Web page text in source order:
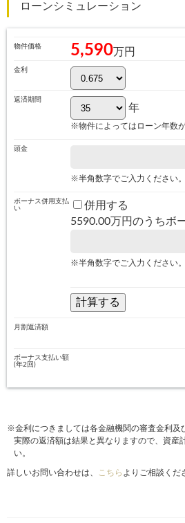
ローンシミュレーション
物件価格 5,590万円
金利
返済期間
年
※物件によってはローン年数
頭金
※半角数字でご入力ください。
ボーナス併用支払
い
併用する
5590.00万円のうちボ
※半角数字でご入力ください。
月割返済額
ボーナス支払い額
(年2回)
※金利につきましては各金融機関の審査金利及
実際の返済額は結果と異なりますので、資産
い。
詳しいお問い合わせは、 こちら よりご相談くだ